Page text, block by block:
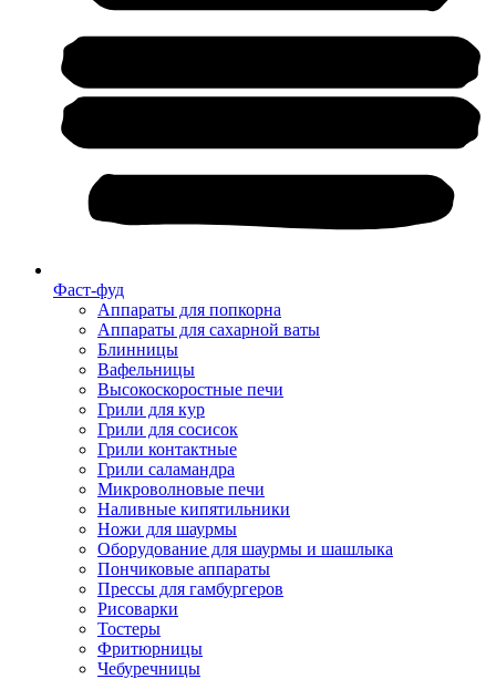
Фаст-фуд
Аппараты для попкорна
Аппараты для сахарной ваты
Блинницы
Вафельницы
Высокоскоростные печи
Грили для кур
Грили для сосисок
Грили контактные
Грили саламандра
Микроволновые печи
Наливные кипятильники
Ножи для шаурмы
Оборудование для шаурмы и шашлыка
Пончиковые аппараты
Прессы для гамбургеров
Рисоварки
Тостеры
Фритюрницы
Чебуречницы